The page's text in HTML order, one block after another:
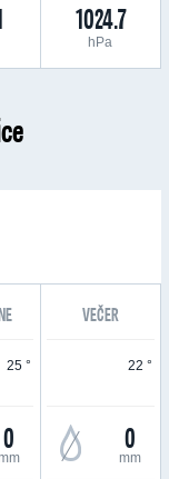
1024.7
hPa
VEČER
25 °
0
22 °
0
mm